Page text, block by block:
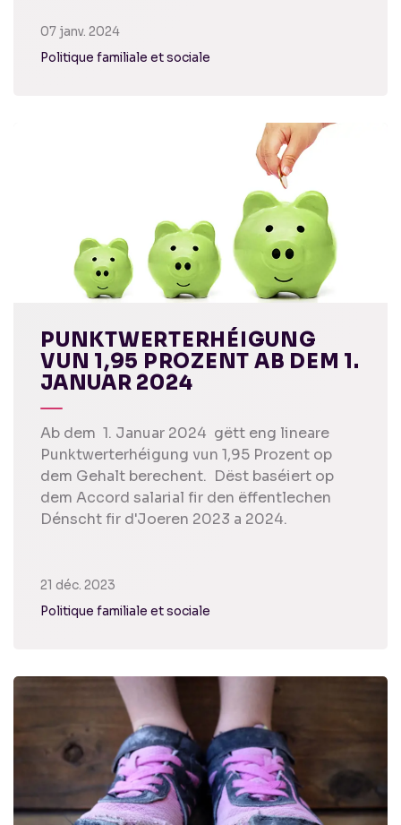
07 janv. 2024
Politique familiale et sociale
PUNKTWERTERHÉIGUNG
VUN 1,95 PROZENT AB DEM 1.
JANUAR 2024
Ab dem 1. Januar 2024 gëtt eng lineare
Punktwerterhéigung vun 1,95 Prozent op
dem Gehalt berechent. Dëst baséiert op
dem Accord salarial fir den ëffentlechen
Dénscht fir d'Joeren 2023 a 2024.
21 déc. 2023
Politique familiale et sociale